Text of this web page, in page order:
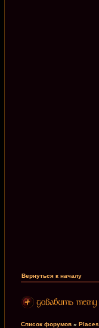
Вернуться к началу
Список форумов » Places